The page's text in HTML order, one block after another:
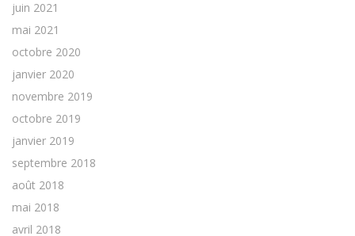
juin 2021
mai 2021
octobre 2020
janvier 2020
novembre 2019
octobre 2019
janvier 2019
septembre 2018
août 2018
mai 2018
avril 2018